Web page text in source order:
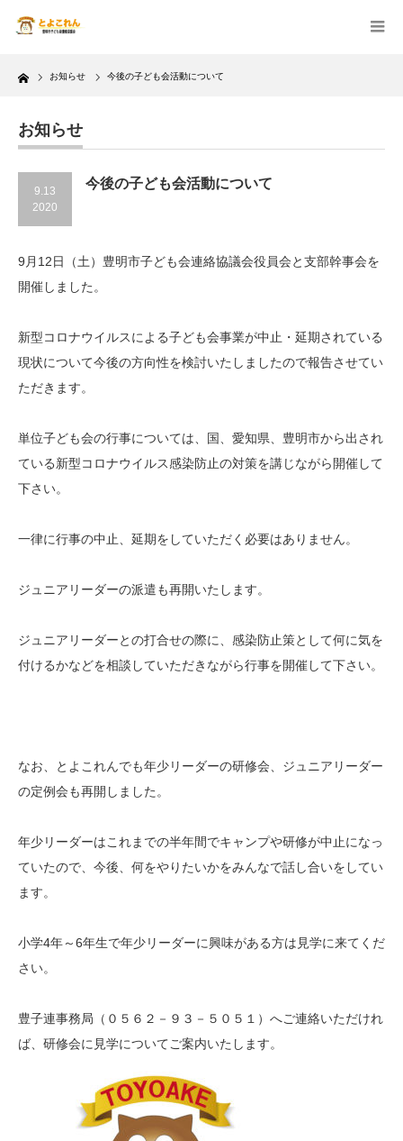
Home お知らせ 今後の子ども会活動について
お知らせ
9.13
2020
今後の子ども会活動について
9月12日（土）豊明市子ども会連絡協議会役員会と支部幹事会を
開催しました。
新型コロナウイルスによる子ども会事業が中止・延期されている
現状について今後の方向性を検討いたしましたので報告させてい
ただきます。
単位子ども会の行事については、国、愛知県、豊明市から出され
ている新型コロナウイルス感染防止の対策を講じながら開催して
下さい。
一律に行事の中止、延期をしていただく必要はありません。
ジュニアリーダーの派遣も再開いたします。
ジュニアリーダーとの打合せの際に、感染防止策として何に気を
付けるかなどを相談していただきながら行事を開催して下さい。
なお、とよこれんでも年少リーダーの研修会、ジュニアリーダー
の定例会も再開しました。
年少リーダーはこれまでの半年間でキャンプや研修が中止になっ
ていたので、今後、何をやりたいかをみんなで話し合いをしてい
ます。
小学4年～6年生で年少リーダーに興味がある方は見学に来てくだ
さい。
豊子連事務局（０５６２－９３－５０５１）へご連絡いただけれ
ば、研修会に見学についてご案内いたします。